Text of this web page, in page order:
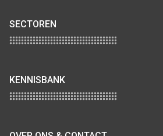
SECTOREN
KENNISBANK